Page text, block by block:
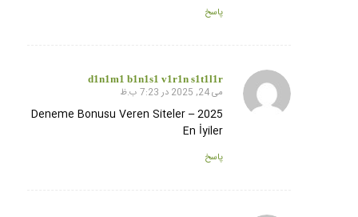
پاسخ
d1n1m1 b1n1s1 v1r1n s1t1l1r
گفته:می 24, 2025 در 7:23 ب.ظ
Deneme Bonusu Veren Siteler – 2025
En İyiler
پاسخ